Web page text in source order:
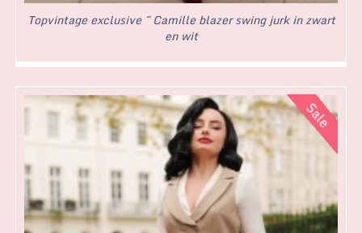
Topvintage exclusive ~ Camille blazer swing jurk in zwart
en wit